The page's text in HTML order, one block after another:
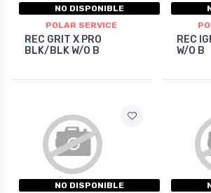
NO DISPONIBLE
POLAR SERVICE
REC GRIT X PRO
BLK/BLK W/O B
REC
W/O B
NO DISPONIBLE